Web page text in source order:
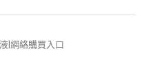
|網絡購買入口